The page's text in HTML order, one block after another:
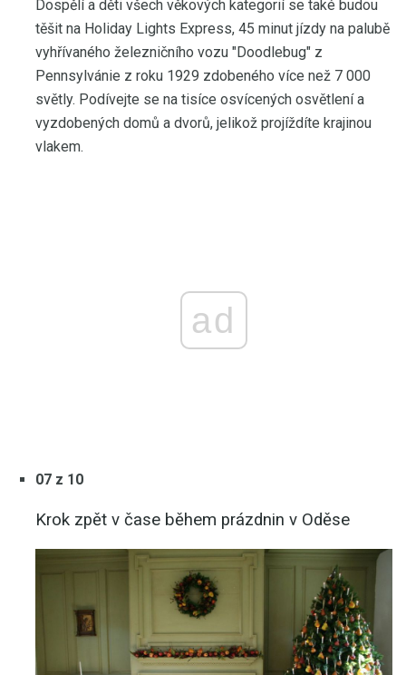
Dospělí a děti všech věkových kategorií se také budou
těšit na Holiday Lights Express, 45 minut jízdy na palubě
vyhřívaného železničního vozu "Doodlebug" z
Pennsylvánie z roku 1929 zdobeného více než 7 000
světly. Podívejte se na tisíce osvícených osvětlení a
vyzdobených domů a dvorů, jelikož projíždíte krajinou
vlakem.
ad
07 z 10
Krok zpět v čase během prázdnin v Oděse